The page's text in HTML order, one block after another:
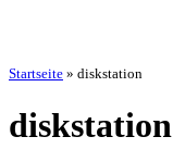
Startseite » diskstation
diskstation